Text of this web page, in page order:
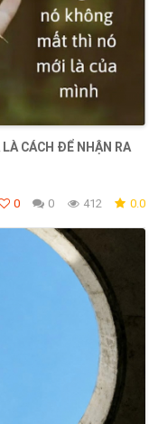
CÁCH ĐỂ NHẬN RA
0 0 412 0.0